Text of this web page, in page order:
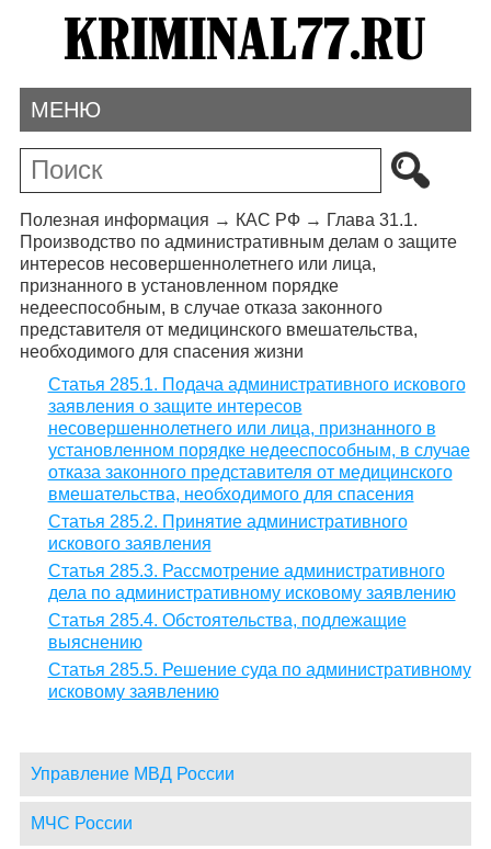
МЕНЮ
Полезная информация → КАС РФ→ Глава 31.1.
Производство по административным делам о защите
интересов несовершеннолетнего или лица,
признанного в установленном порядке
недееспособным, в случае отказа законного
представителя от медицинского вмешательства,
необходимого для спасения жизни
Статья 285.1. Подача административного искового
заявления о защите интересов
несовершеннолетнего или лица, признанного в
установленном порядке недееспособным, в случае
отказа законного представителя от медицинского
вмешательства, необходимого для спасения
Статья 285.2. Принятие административного
искового заявления
Статья 285.3. Рассмотрение административного
дела по административному исковому заявлению
Статья 285.4. Обстоятельства, подлежащие
выяснению
Статья 285.5. Решение суда по административному
исковому заявлению
Управление МВД России
МЧС России